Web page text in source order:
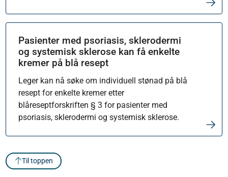
Pasienter med psoriasis, sklerodermi
og systemisk sklerose kan få enkelte
kremer på blå resept
Leger kan nå søke om individuell stønad på blå
resept for enkelte kremer etter
blåreseptforskriften § 3 for pasienter med
psoriasis, sklerodermi og systemisk sklerose.
Til toppen